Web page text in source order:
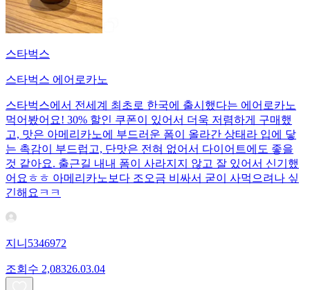
스타벅스
스타벅스 에어로카노
스타벅스에서 전세계 최초로 한국에 출시했다는 에어로카노
먹어봤어요! 30% 할인 쿠폰이 있어서 더욱 저렴하게 구매했
고, 맛은 아메리카노에 부드러운 폼이 올라간 상태라 입에 닿
는 촉감이 부드럽고, 단맛은 전혀 없어서 다이어트에도 좋을
것 같아요. 출근길 내내 폼이 사라지지 않고 잘 있어서 신기했
어요ㅎㅎ 아메리카노보다 조오금 비싸서 굳이 사먹으려나 싶
긴해요ㅋㅋ
지니5346972
조회수 2,08326.03.04